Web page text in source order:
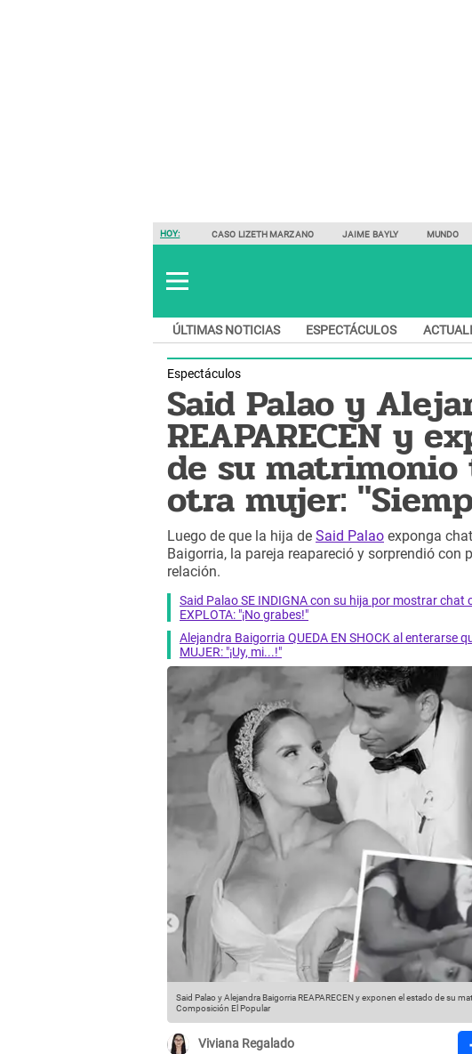
HOY: CASO LIZETH MARZANO JAIME BAYLY MUNDO
ÚLTIMAS NOTICIAS ESPECTÁCULOS
Espectáculos
Said Palao y
REAPARECEN y
de su matrimonio
otra mujer:
Luego de que la hija de Said Palao exponga
Baigorria, la pareja reapareció y sorprendió con
relación.
Said Palao SE INDIGNA con su hija por mostrar chat
EXPLOTA: "¡No grabes!"
Alejandra Baigorria QUEDA EN SHOCK al enterarse
MUJER: "¡Uy, mi...!"
Said Palao y Alejandra Baigorria REAPARECEN y exponen el estado de su
Composición El Popular
Viviana Regalado